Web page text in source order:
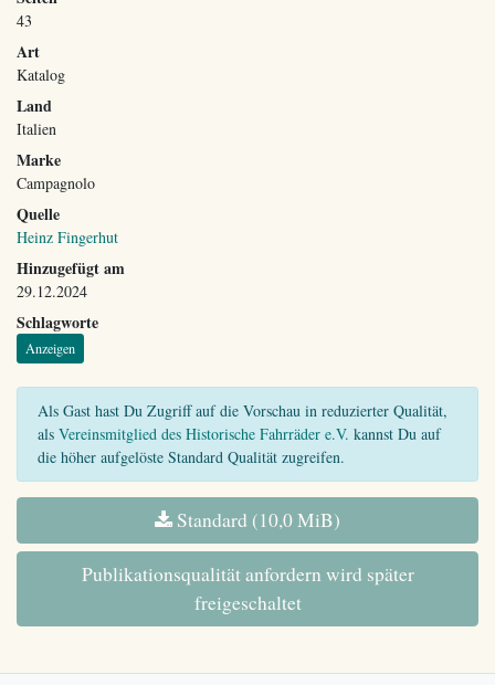
43
Art
Katalog
Land
Italien
Marke
Campagnolo
Quelle
Heinz Fingerhut
Hinzugefügt am
29.12.2024
Schlagworte
Anzeigen
Als Gast hast Du Zugriff auf die Vorschau in reduzierter Qualität,
als Vereinsmitglied des Historische Fahrräder e.V. kannst Du auf
die höher aufgelöste Standard Qualität zugreifen.
Standard (10,0 MiB)
Publikationsqualität anfordern wird später
freigeschaltet